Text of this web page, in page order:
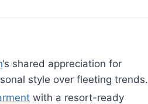
‘s shared appreciation for
style over fleeting trends.
with a resort-ready